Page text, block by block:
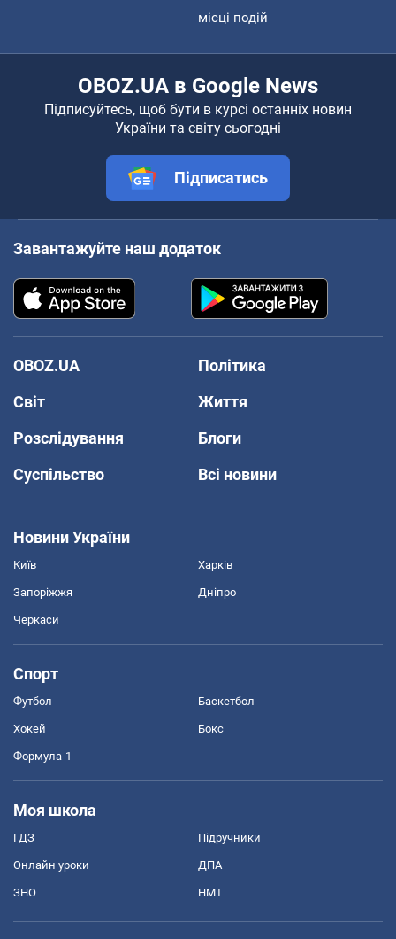
місці подій
OBOZ.UA в Google News
Підписуйтесь, щоб бути в курсі останніх новин
України та світу сьогодні
Підписатись
Завантажуйте наш додаток
OBOZ.UA
Політика
Світ
Життя
Розслідування
Блоги
Суспільство
Всі новини
Новини України
Київ Харків
Запоріжжя Дніпро
Черкаси
Спорт
Футбол Баскетбол
Хокей Бокс
Формула-1
Моя школа
ГДЗ Підручники
Онлайн уроки ДПА
ЗНО НМТ